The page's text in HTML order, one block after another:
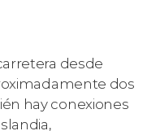
desde
dos
hay conexiones